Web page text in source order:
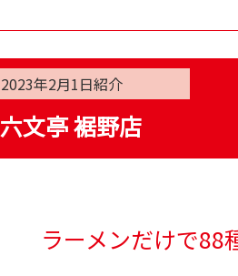
2023年2月1日紹介
六文亭 裾野店
ラーメンだけで88